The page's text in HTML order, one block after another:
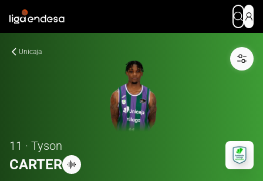
Unicaja
11 · Tyson
CARTER